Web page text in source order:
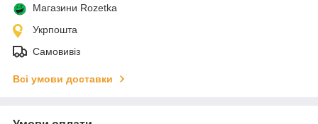
Магазини Rozetka
Укрпошта
Самовивіз
Всі умови доставки